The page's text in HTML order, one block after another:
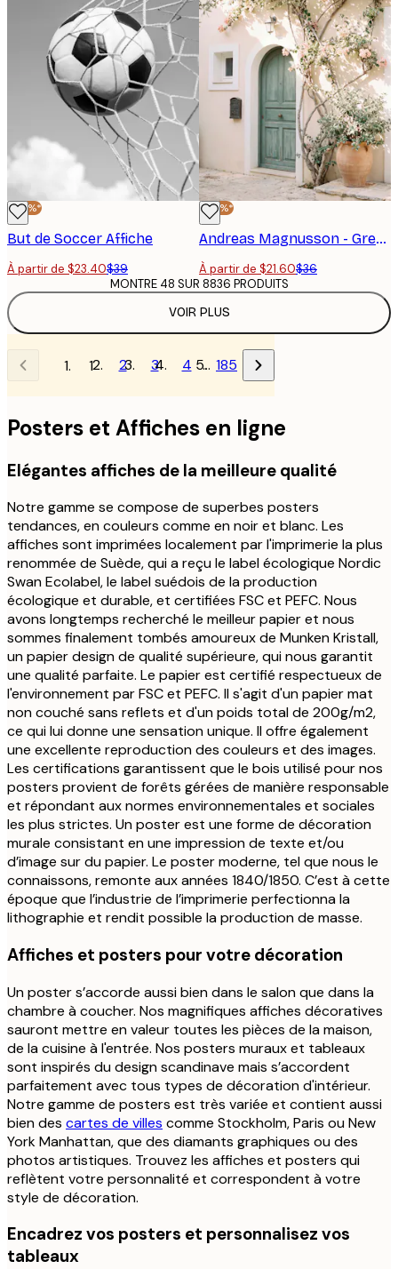
-40%*
But de Soccer Affiche
À partir de $23.40$39
-40%*
Andreas Magnusson - Green Door Bougainvillea Flowers Affiche
À partir de $21.60$36
VOIR PLUS
MONTRE 48 SUR 8836 PRODUITS
1 2 3 4 … 185
Posters et Affiches en ligne
Elégantes affiches de la meilleure qualité
Notre gamme se compose de superbes posters
tendances, en couleurs comme en noir et blanc. Les
affiches sont imprimées localement par l'imprimerie la plus
renommée de Suède, qui a reçu le label écologique Nordic
Swan Ecolabel, le label suédois de la production
écologique et durable, et certifiées FSC et PEFC. Nous
avons longtemps recherché le meilleur papier et nous
sommes finalement tombés amoureux de Munken Kristall,
un papier design de qualité supérieure, qui nous garantit
une qualité parfaite. Le papier est certifié respectueux de
l'environnement par FSC et PEFC. Il s'agit d'un papier mat
non couché sans reflets et d'un poids total de 200g/m2,
ce qui lui donne une sensation unique. Il offre également
une excellente reproduction des couleurs et des images.
Les certifications garantissent que le bois utilisé pour nos
posters provient de forêts gérées de manière responsable
et répondant aux normes environnementales et sociales
les plus strictes. Un poster est une forme de décoration
murale consistant en une impression de texte et/ou
d’image sur du papier. Le poster moderne, tel que nous le
connaissons, remonte aux années 1840/1850. C’est à cette
époque que l’industrie de l’imprimerie perfectionna la
lithographie et rendit possible la production de masse.
Affiches et posters pour votre décoration
Un poster s’accorde aussi bien dans le salon que dans la
chambre à coucher. Nos magnifiques affiches décoratives
sauront mettre en valeur toutes les pièces de la maison,
de la cuisine à l'entrée. Nos posters muraux et tableaux
sont inspirés du design scandinave mais s’accordent
parfaitement avec tous types de décoration d'intérieur.
Notre gamme de posters est très variée et contient aussi
bien des cartes de villes comme Stockholm, Paris ou New
York Manhattan, que des diamants graphiques ou des
photos artistiques. Trouvez les affiches et posters qui
reflètent votre personnalité et correspondent à votre
style de décoration.
Encadrez vos posters et personnalisez vos
tableaux